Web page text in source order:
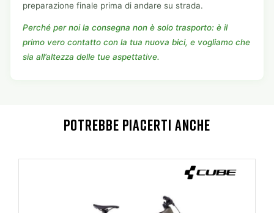
preparazione finale prima di andare su strada.
Perché per noi la consegna non è solo trasporto: è il
primo vero contatto con la tua nuova bici, e vogliamo che
sia all’altezza delle tue aspettative.
POTREBBE PIACERTI ANCHE